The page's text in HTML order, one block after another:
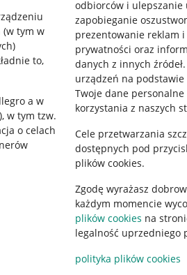
tym w
to,
a w
), w tym tzw.
o celach
odbiorców i ulepszanie
zapobieganie
prezentowanie reklam
prywatności oraz
danych z innych źródeł.
urządzeń na
Twoje dane
korzystania z naszych
Cele przetwarzania
dostępnych pod
plików cookies.
Zgodę wyrażasz
każdym momencie
plików cookies na
legalność uprzedniego
polityka plików cookies
plików "cookies"
plików "cookies"
lokalizacji
dla Aktu o Usługach Cyfrowych